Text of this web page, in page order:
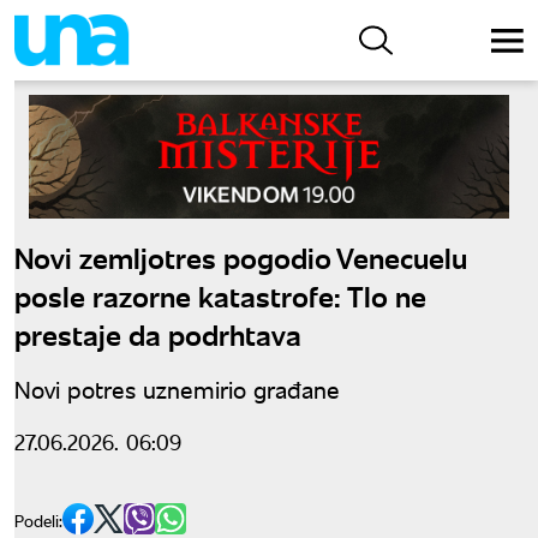
Novi zemljotres pogodio Venecuelu
posle razorne katastrofe: Tlo ne
prestaje da podrhtava
Novi potres uznemirio građane
27.06.2026. 06:09
Podeli: